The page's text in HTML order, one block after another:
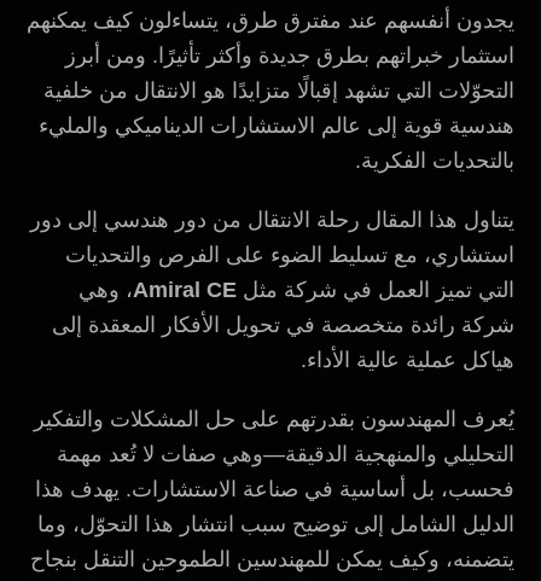
يجدون أنفسهم عند مفترق طرق، يتساءلون كيف يمكنهم
استثمار خبراتهم بطرق جديدة وأكثر تأثيرًا. ومن أبرز
التحوّلات التي تشهد إقبالًا متزايدًا هو الانتقال من خلفية
هندسية قوية إلى عالم الاستشارات الديناميكي والمليء
بالتحديات الفكرية.
يتناول هذا المقال رحلة الانتقال من دور هندسي إلى دور
استشاري، مع تسليط الضوء على الفرص والتحديات
التي تميز العمل في شركة مثل Amiral CE، وهي
شركة رائدة متخصصة في تحويل الأفكار المعقدة إلى
هياكل عملية عالية الأداء.
يُعرف المهندسون بقدرتهم على حل المشكلات والتفكير
التحليلي والمنهجية الدقيقة—وهي صفات لا تُعد مهمة
فحسب، بل أساسية في صناعة الاستشارات. يهدف هذا
الدليل الشامل إلى توضيح سبب انتشار هذا التحوّل، وما
يتضمنه، وكيف يمكن للمهندسين الطموحين التنقل بنجاح